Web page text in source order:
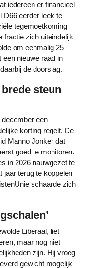
iedereen er financieel
D66 eerder leek te
tegemoetkoming
fractie zich uiteindelijk
om eenmalig 25
een nieuwe raad in
de doorslag.
steun
korting regelt. De
Manno Jonker dat
goed te monitoren.
in 2026 nauwgezet te
jaar terug te koppelen
schaarde zich
maar nog niet
zijn. Hij vroeg
gewicht mogelijk